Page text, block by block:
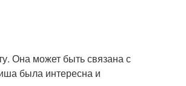
Она может быть связана с
была интересна и